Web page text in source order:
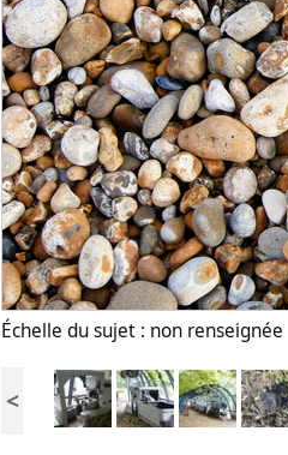
Échelle du sujet : non renseignée
<